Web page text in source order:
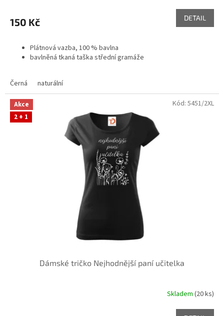
150 Kč DETAIL
Plátnová vazba, 100 % bavlna
bavlněná tkaná taška střední gramáže
Černá naturální
Akce
2 + 1
Dámské tričko Nejhodnější paní učitelka
Skladem (20 ks)
Kód: 5451/2XL